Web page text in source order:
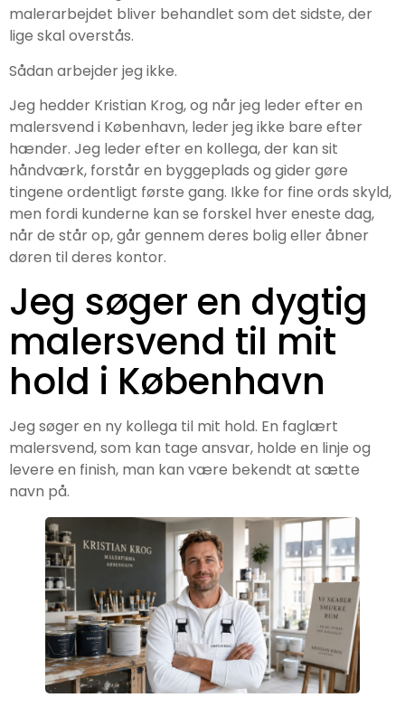
malerarbejdet bliver behandlet som det sidste, der
lige skal overstås.
Sådan arbejder jeg ikke.
Jeg hedder Kristian Krog, og når jeg leder efter en
malersvend i København, leder jeg ikke bare efter
hænder. Jeg leder efter en kollega, der kan sit
håndværk, forstår en byggeplads og gider gøre
tingene ordentligt første gang. Ikke for fine ords skyld,
men fordi kunderne kan se forskel hver eneste dag,
når de står op, går gennem deres bolig eller åbner
døren til deres kontor.
Jeg søger en dygtig
malersvend til mit
hold i København
Jeg søger en ny kollega til mit hold. En faglært
malersvend, som kan tage ansvar, holde en linje og
levere en finish, man kan være bekendt at sætte
navn på.